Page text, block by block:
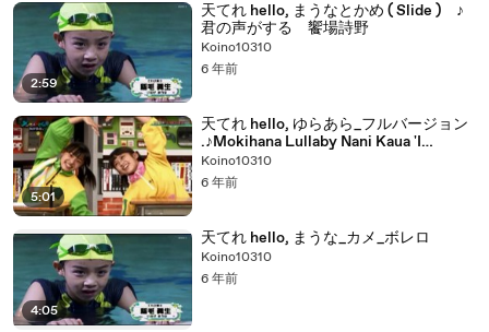
2:59
天てれ hello, まうなとかめ ( Slide ) ♪
君の声がする 饗場詩野
Koino10310
6 年前
5:01
天てれ hello, ゆらあら_フルバージョン
.♪Mokihana Lullaby Nani Kaua 'I
Medley
Koino10310
6 年前
4:05
天てれ hello, まうな_カメ_ボレロ
Koino10310
6 年前